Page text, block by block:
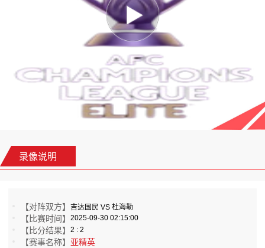
录像说明
【对阵双方】吉达国民 VS 杜海勒
【比赛时间】2025-09-30 02:15:00
【比分结果】2 : 2
【赛事名称】 亚精英